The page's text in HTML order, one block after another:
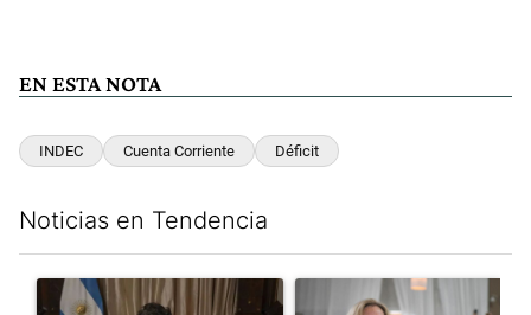
EN ESTA NOTA
INDEC Cuenta Corriente Déficit
Noticias en Tendencia
Un artículo de tendencia con el título "Milei, listo para 'atajar'
Un artículo de tendencia